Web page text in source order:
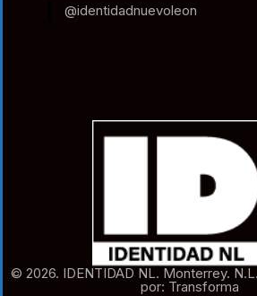
@identidadnuevoleon
© 2026. IDENTIDAD NL. Monterrey.
por: Transforma